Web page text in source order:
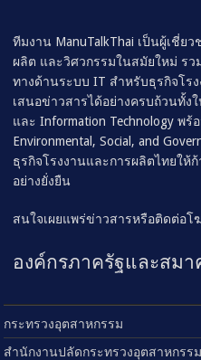
ทีมงาน ManuTalkThai เป็นผู้เชี่ย
ผลิต และวิศวกรรมในสมัยใหม่ ร
ทางด้านระบบ IT สำหรับธุรกิจโร
เสนอข่าวสารได้อย่างครบถ้วนทั้งใ
และ Information Technology พ
Environmental, Social, and
ธุรกิจโรงงานและการผลิตไทยให้
อย่างยั่งยืน
สนใจเผยแพร่ข่าวสารหรือติดต่อ
องค์กรภาครัฐและสมา
กระทรวงอุตสาหกรรม
สำนักงานปลัดกระทรวงอุตสาหกรรม